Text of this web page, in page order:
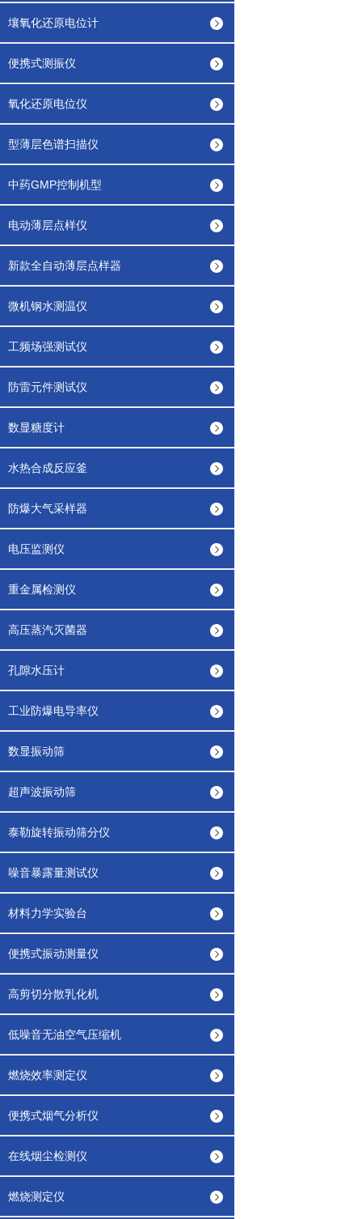
壤氧化还原电位计
便携式测振仪
氧化还原电位仪
型薄层色谱扫描仪
中药GMP控制机型
电动薄层点样仪
新款全自动薄层点样器
微机钢水测温仪
工频场强测试仪
防雷元件测试仪
数显糖度计
水热合成反应釜
防爆大气采样器
电压监测仪
重金属检测仪
高压蒸汽灭菌器
孔隙水压计
工业防爆电导率仪
数显振动筛
超声波振动筛
泰勒旋转振动筛分仪
噪音暴露量测试仪
材料力学实验台
便携式振动测量仪
高剪切分散乳化机
低噪音无油空气压缩机
燃烧效率测定仪
便携式烟气分析仪
在线烟尘检测仪
燃烧测定仪